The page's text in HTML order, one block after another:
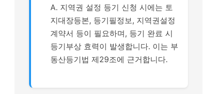
A. 지역권 설정 등기 신청 시에는 토
지대장등본, 등기필정보, 지역권설정
계약서 등이 필요하며, 등기 완료 시
등기부상 효력이 발생합니다. 이는 부
동산등기법 제29조에 근거합니다.